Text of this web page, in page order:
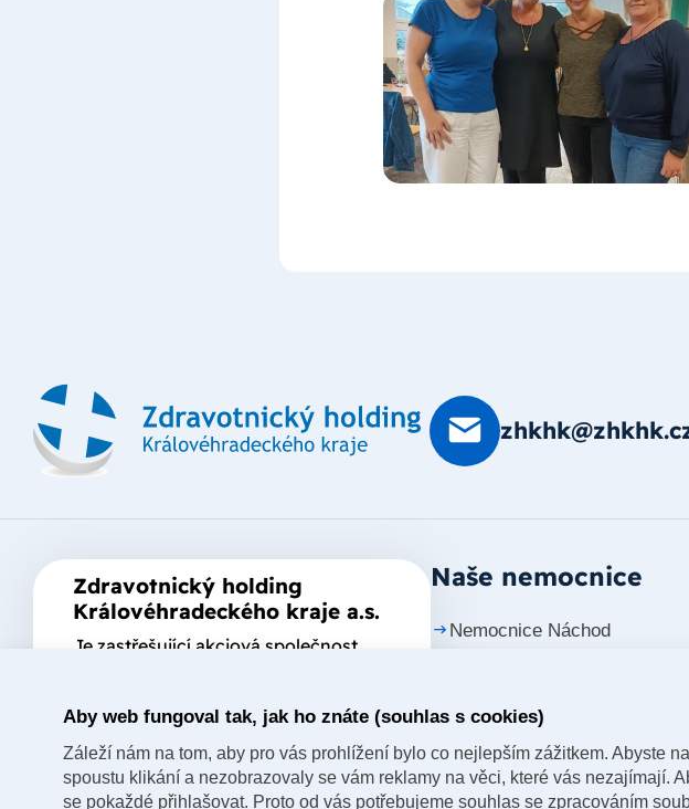
Zdravotnický holding
Královéhradeckého kraje a.s.
Je zastřešující akciová společnost
společnosti.
Naše nemocnice
Nemocnice Náchod
Nemocnice Jičín
Nemocnice Dvůr Králové
nad Labem
Aby web fungoval tak, jak ho znáte (souhlas s cookies)
Záleží nám na tom, aby pro vás prohlížení bylo co nejlepším zážitkem. Abyste
spoustu klikání a nezobrazovaly se vám reklamy na věci, které vás nezajímají.
se pokaždé přihlašovat. Proto od vás potřebujeme souhlas se zpracováním